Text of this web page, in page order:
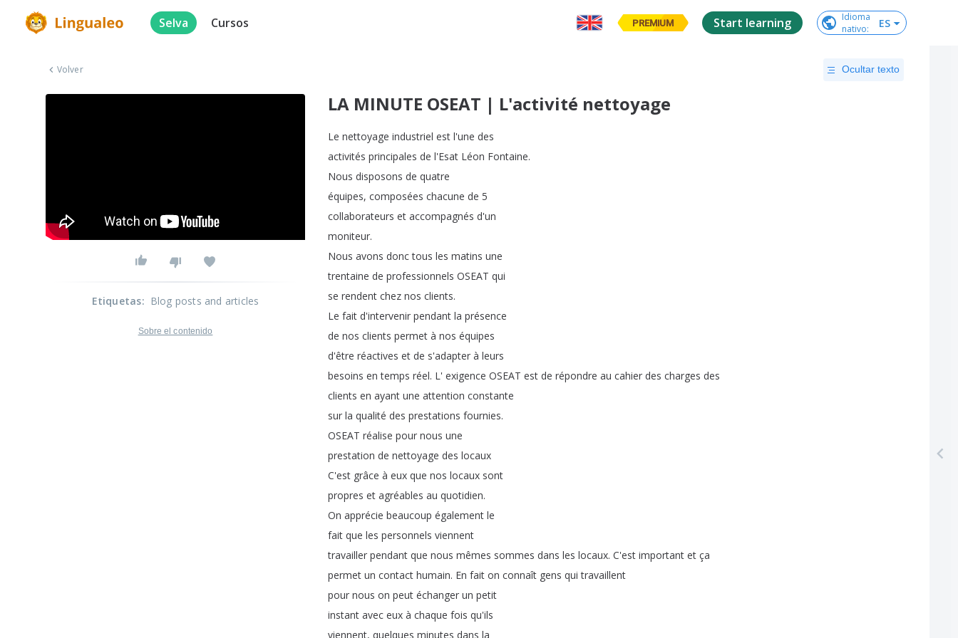
Selva Cursos PREMIUM Start learning
Idioma
nativo: ES
Volver Ocultar texto
LA MINUTE OSEAT | L'activité nettoyage
Le nettoyage industriel est l'une des
activités principales de l'Esat Léon Fontaine.
Nous disposons de quatre
équipes, composées chacune de 5
collaborateurs et accompagnés d'un
moniteur.
Nous avons donc tous les matins une
trentaine de professionnels OSEAT qui
se rendent chez nos clients.
Le fait d'intervenir pendant la présence
de nos clients permet à nos équipes
d'être réactives et de s'adapter à leurs
besoins en temps réel. L' exigence OSEAT est de répondre au cahier des charges des
clients en ayant une attention constante
sur la qualité des prestations fournies.
OSEAT réalise pour nous une
prestation de nettoyage des locaux
C'est grâce à eux que nos locaux sont
propres et agréables au quotidien.
On apprécie beaucoup également le
fait que les personnels viennent
travailler pendant que nous mêmes sommes dans les locaux. C'est important et ça
permet un contact humain. En fait on connaît gens qui travaillent
pour nous on peut échanger un petit
instant avec eux à chaque fois qu'ils
viennent, quelques minutes dans la
Etiquetas: Blog posts and articles
Sobre el contenido